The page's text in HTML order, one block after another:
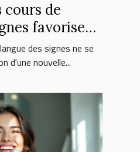
cours de
favorisent
?
des signes ne se
d'une nouvelle...